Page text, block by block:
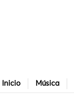
Inicio Música